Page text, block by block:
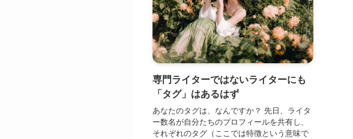
専門ライターではないライターにも
「タグ」はあるはず
あなたのタグは、なんですか？ 先日、ライタ
ー数名が自分たちのプロフィールを共有し、
それぞれのタグ（ここでは特徴という意味で